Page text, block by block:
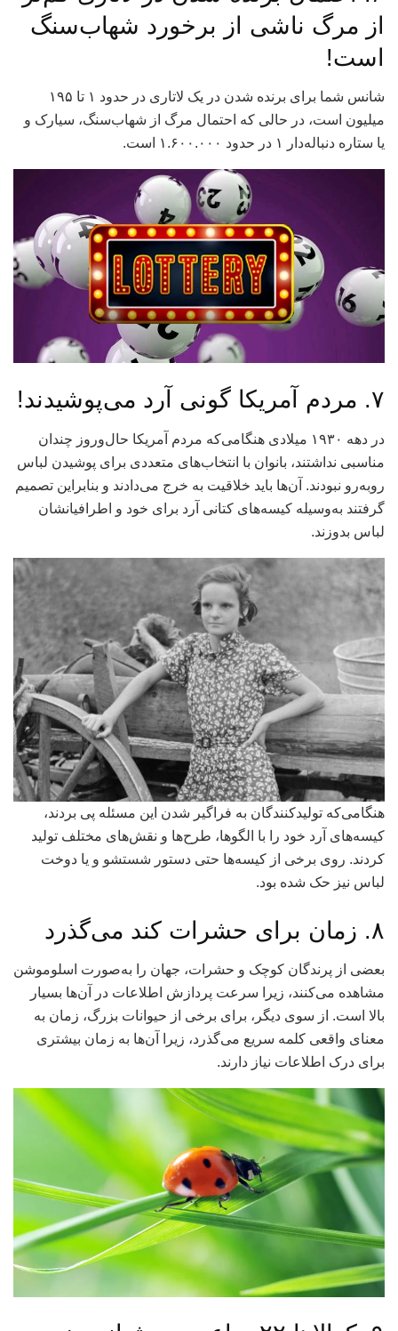
از مرگ ناشی از برخورد شهاب‌سنگ
است!
شانس شما برای برنده شدن در یک لاتاری در حدود ۱ تا ۱۹۵
میلیون است، در حالی که احتمال مرگ از شهاب‌سنگ، سیارک و
یا ستاره دنباله‌دار ۱ در حدود ۱.۶۰۰.۰۰۰ است.
۷. مردم آمریکا گونی آرد می‌پوشیدند!
در دهه ۱۹۳۰ میلادی هنگامی‌که مردم آمریکا حال‌وروز چندان
مناسبی نداشتند، بانوان با انتخاب‌های متعددی برای پوشیدن لباس
روبه‌رو نبودند. آن‌ها باید خلاقیت به خرج می‌دادند و بنابراین تصمیم
گرفتند به‌وسیله کیسه‌های کتانی آرد برای خود و اطرافیانشان
لباس بدوزند.
هنگامی‌که تولیدکنندگان به فراگیر شدن این مسئله پی بردند،
کیسه‌های آرد خود را با الگوها، طرح‌ها و نقش‌های مختلف تولید
کردند. روی برخی از کیسه‌ها حتی دستور شستشو و یا دوخت
لباس نیز حک شده بود.
۸. زمان‌ برای حشرات کند می‌گذرد
بعضی از پرندگان کوچک و حشرات، جهان را به‌صورت اسلوموشن
مشاهده می‌کنند، زیرا سرعت پردازش اطلاعات در آن‌ها بسیار
بالا است. از سوی دیگر، برای برخی از حیوانات بزرگ، زمان به
معنای واقعی کلمه سریع می‌گذرد، زیرا آن‌ها به زمان بیشتری
برای درک اطلاعات نیاز دارند.